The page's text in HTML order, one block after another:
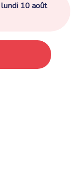
lundi 10 août